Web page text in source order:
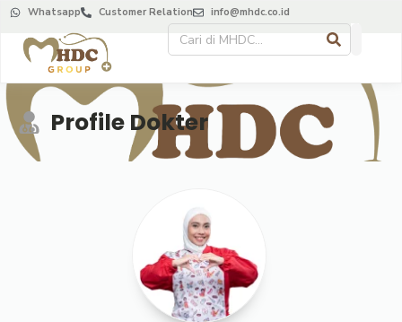
Whatsapp Customer Relation info@mhdc.co.id
Profile Dokter